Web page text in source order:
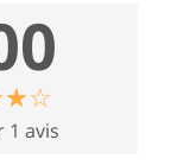
☆☆
★★
1 avis